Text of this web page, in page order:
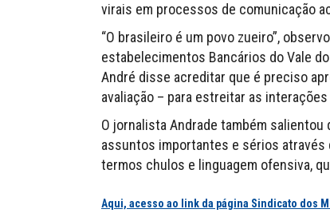
virais em processos de comunicação
“O brasileiro é um povo zueiro”,
estabelecimentos Bancários do Vale do
André disse acreditar que é preciso
avaliação – para estreitar as
O jornalista Andrade também
assuntos importantes e sérios através
termos chulos e linguagem ofensiva,
Aqui, acesso ao link da página Sindicato dos